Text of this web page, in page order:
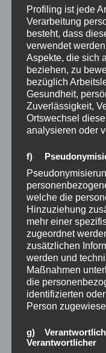
Schau doch auch
Facebook-Gruppe,
besonderes
https://
Suchen
ARCHIV
Mai 2026
März 2026
Dezember 2025
Profiling ist jede
Verarbeitung
besteht, dass
verwendet
Aspekte, die sich
beziehen, zu
bezüglich
Gesundheit,
Zuverlässigkeit,
Ortswechsel
analysieren oder
f)
welche die
Hinzuziehung
mehr einer
zugeordnet
zusätzlichen
werden und
Maßnahmen
die
identifizierten
Person
g)
Verantwortlicher